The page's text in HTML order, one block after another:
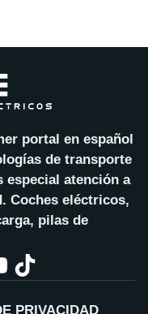
portal en español
de transporte
especial atención a
Coches eléctricos,
pilas de
PRIVACIDAD